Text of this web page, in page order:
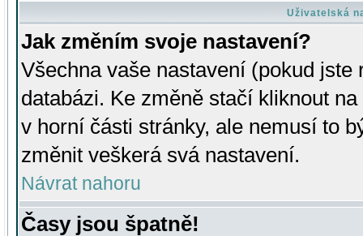
Uživatelská
Jak změním svoje nastavení?
Všechna vaše nastavení (pokud
databázi. Ke změně stačí kliknout
v horní části stránky, ale nemusí to
změnit veškerá svá nastavení.
Návrat nahoru
Časy jsou špatně!